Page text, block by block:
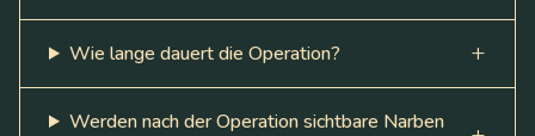
Wie lange dauert die Operation?
Werden nach der Operation sichtbare Narben